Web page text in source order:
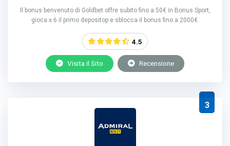
Il bonus benvenuto di Goldbet offre subito fino a 50€ in Bonus Sport,
gioca x 6 il primo depositop e sblocca il bonus fino a 2000€.
4.5
Visita il Sito Recensione
3